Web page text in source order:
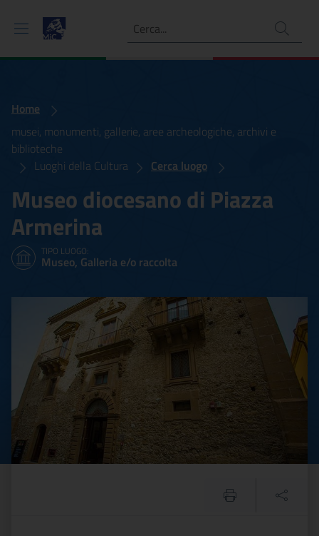
Ricerca
Home
musei, monumenti, gallerie, aree archeologiche, archivi e
biblioteche
Luoghi della Cultura
Cerca luogo
Museo diocesano di Piazza
Armerina
TIPO LUOGO:
Museo, Galleria e/o raccolta
Museo diocesano di